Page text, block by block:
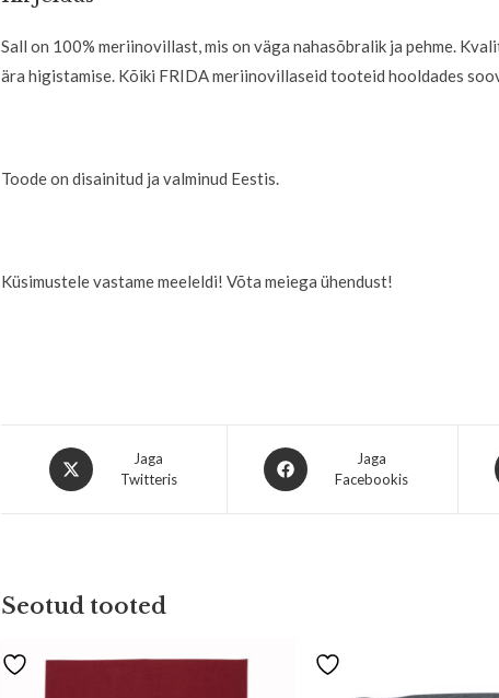
Sall on 100% meriinovillast, mis on väga nahasõbralik ja pehme.
ära higistamise. Kõiki FRIDA meriinovillaseid tooteid hooldades
Toode on disainitud ja valminud Eestis.
Küsimustele vastame meeleldi! Võta meiega ühendust!
Jaga
Twitteris
Jaga
Facebookis
Seotud tooted